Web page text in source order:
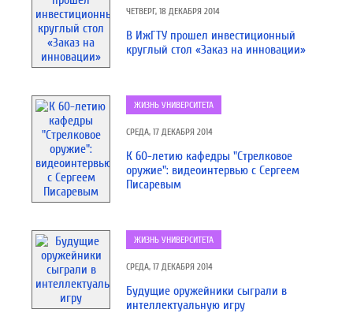
ЧЕТВЕРГ, 18 ДЕКАБРЯ 2014
В ИжГТУ прошел инвестиционный
круглый стол «Заказ на инновации»
ЖИЗНЬ УНИВЕРСИТЕТА
СРЕДА, 17 ДЕКАБРЯ 2014
К 60-летию кафедры "Стрелковое
оружие": видеоинтервью с Сергеем
Писаревым
ЖИЗНЬ УНИВЕРСИТЕТА
СРЕДА, 17 ДЕКАБРЯ 2014
Будущие оружейники сыграли в
интеллектуальную игру